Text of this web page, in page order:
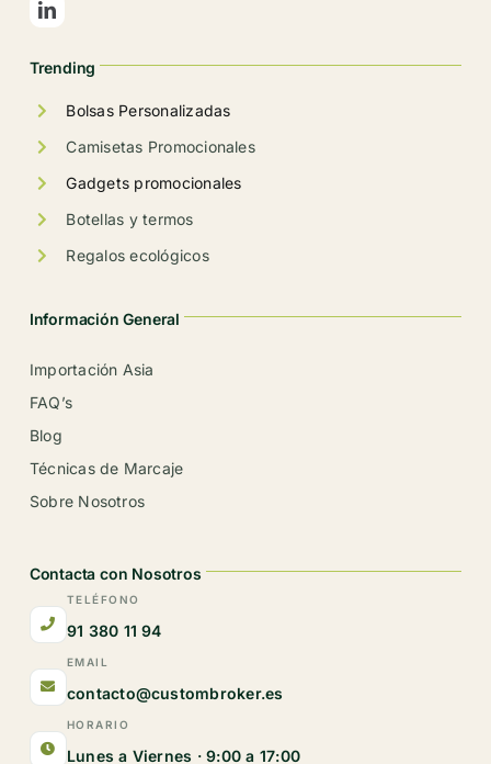
de
producto
Trending
Bolsas Personalizadas
Camisetas Promocionales
Gadgets promocionales
Botellas y termos
Regalos ecológicos
Información General
Importación Asia
FAQ’s
Blog
Técnicas de Marcaje
Sobre Nosotros
Contacta con Nosotros
TELÉFONO
91 380 11 94
EMAIL
contacto@custombroker.es
HORARIO
Lunes a Viernes · 9:00 a 17:00